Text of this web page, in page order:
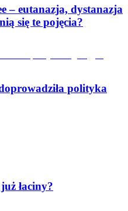
– eutanazja, dystanazja
się te pojęcia?
polityka
łaciny?